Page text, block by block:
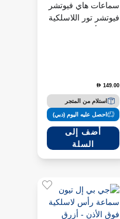
سماعات هاي فيوتشر
فيوتشر تور اللاسلكية
D 149.00
استلام من المتجر
احصل عليه اليوم (دبي)
أضف إلى
السلة